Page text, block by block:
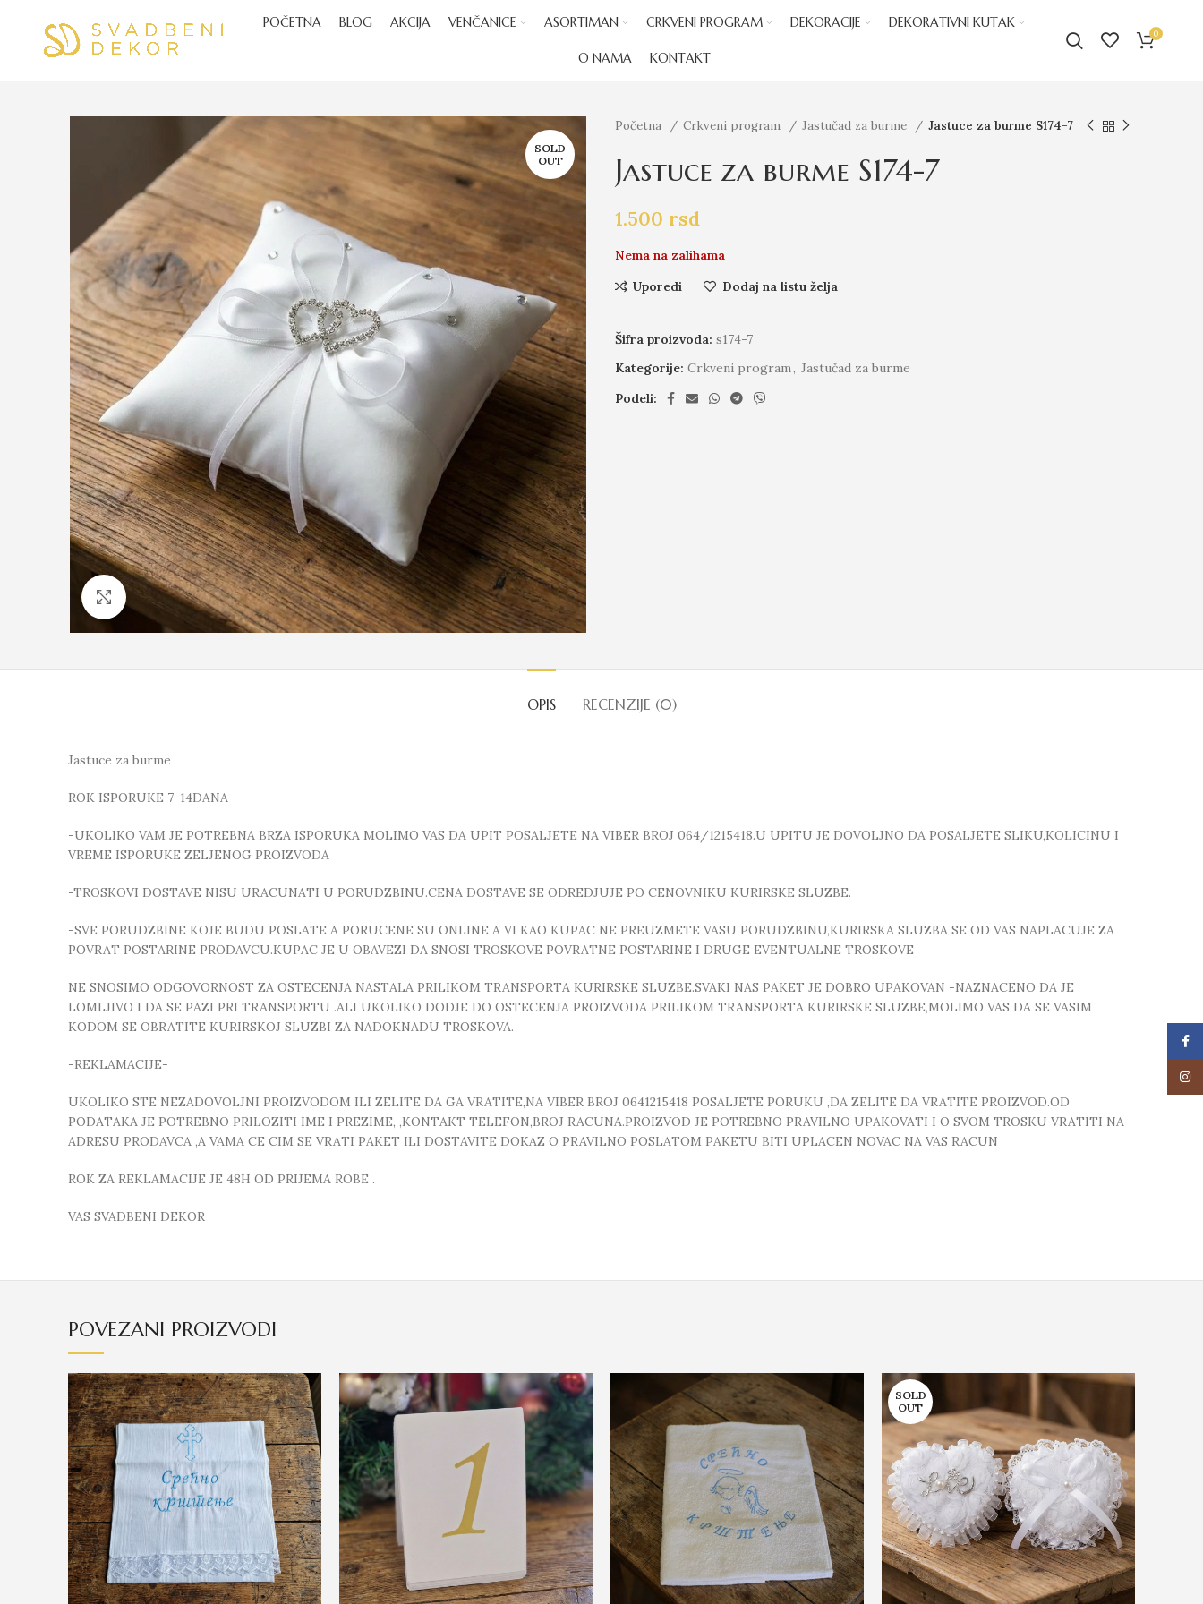
POČETNA BLOG AKCIJA VENČANICE ASORTIMAN CRKVENI PROGRAM DEKORACIJE DEKORATIVNI KUTAK
O NAMA KONTAKT
0
SOLD
OUT
Click to enlarge
Početna Crkveni program Jastučad za burme Jastuce za burme S174-7
Jastuce za burme S174-7
1.500 rsd
Nema na zalihama
Uporedi
Dodaj na listu želja
Šifra proizvoda: s174-7
Kategorije: Crkveni program, Jastučad za burme
Podeli:
OPIS RECENZIJE (0)
Jastuce za burme
ROK ISPORUKE 7-14DANA
-UKOLIKO VAM JE POTREBNA BRZA ISPORUKA MOLIMO VAS DA UPIT POSALJETE NA VIBER BROJ 064/1215418.U UPITU JE DOVOLJNO DA POSALJETE SLIKU,KOLICINU I
VREME ISPORUKE ZELJENOG PROIZVODA
-TROSKOVI DOSTAVE NISU URACUNATI U PORUDZBINU.CENA DOSTAVE SE ODREDJUJE PO CENOVNIKU KURIRSKE SLUZBE.
-SVE PORUDZBINE KOJE BUDU POSLATE A PORUCENE SU ONLINE A VI KAO KUPAC NE PREUZMETE VASU PORUDZBINU,KURIRSKA SLUZBA SE OD VAS NAPLACUJE ZA
POVRAT POSTARINE PRODAVCU.KUPAC JE U OBAVEZI DA SNOSI TROSKOVE POVRATNE POSTARINE I DRUGE EVENTUALNE TROSKOVE
NE SNOSIMO ODGOVORNOST ZA OSTECENJA NASTALA PRILIKOM TRANSPORTA KURIRSKE SLUZBE.SVAKI NAS PAKET JE DOBRO UPAKOVAN -NAZNACENO DA JE
LOMLJIVO I DA SE PAZI PRI TRANSPORTU .ALI UKOLIKO DODJE DO OSTECENJA PROIZVODA PRILIKOM TRANSPORTA KURIRSKE SLUZBE,MOLIMO VAS DA SE VASIM
KODOM SE OBRATITE KURIRSKOJ SLUZBI ZA NADOKNADU TROSKOVA.
-REKLAMACIJE-
UKOLIKO STE NEZADOVOLJNI PROIZVODOM ILI ZELITE DA GA VRATITE,NA VIBER BROJ 0641215418 POSALJETE PORUKU ,DA ZELITE DA VRATITE PROIZVOD.OD
PODATAKA JE POTREBNO PRILOZITI IME I PREZIME, ,KONTAKT TELEFON,BROJ RACUNA.PROIZVOD JE POTREBNO PRAVILNO UPAKOVATI I O SVOM TROSKU VRATITI NA
ADRESU PRODAVCA ,A VAMA CE CIM SE VRATI PAKET ILI DOSTAVITE DOKAZ O PRAVILNO POSLATOM PAKETU BITI UPLACEN NOVAC NA VAS RACUN
ROK ZA REKLAMACIJE JE 48H OD PRIJEMA ROBE .
VAS SVADBENI DEKOR
POVEZANI PROIZVODI
SOLD
OUT